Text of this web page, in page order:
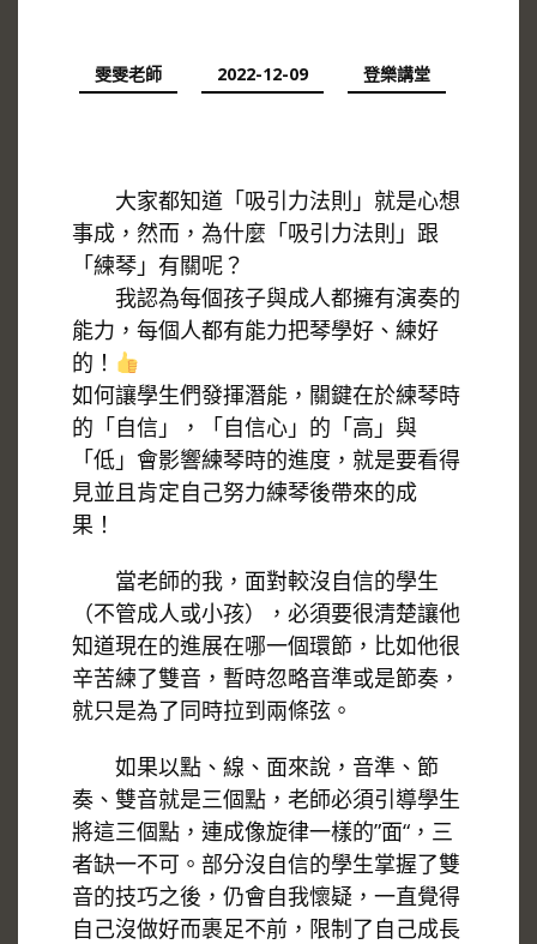
雯雯老師 2022-12-09 登樂講堂
大家都知道「吸引力法則」就是心想
事成，然而，為什麼「吸引力法則」跟
「練琴」有關呢？
我認為每個孩子與成人都擁有演奏的
能力，每個人都有能力把琴學好、練好
的！
如何讓學生們發揮潛能，關鍵在於練琴時
的「自信」，「自信心」的「高」與
「低」會影響練琴時的進度，就是要看得
見並且肯定自己努力練琴後帶來的成
果！
當老師的我，面對較沒自信的學生
（不管成人或小孩），必須要很清楚讓他
知道現在的進展在哪一個環節，比如他很
辛苦練了雙音，暫時忽略音準或是節奏，
就只是為了同時拉到兩條弦。
如果以點、線、面來說，音準、節
奏、雙音就是三個點，老師必須引導學生
將這三個點，連成像旋律一樣的”面“，三
者缺一不可。部分沒自信的學生掌握了雙
音的技巧之後，仍會自我懷疑，一直覺得
自己沒做好而裹足不前，限制了自己成長